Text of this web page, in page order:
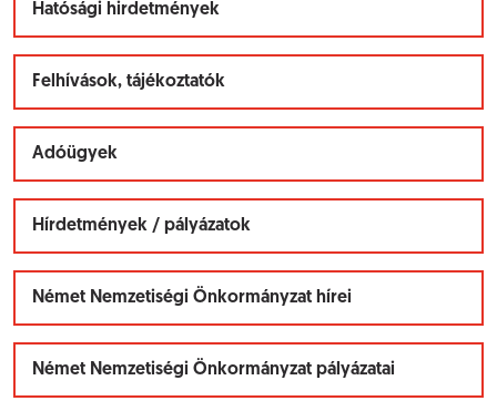
Hatósági hirdetmények
Felhívások, tájékoztatók
Adóügyek
Hírdetmények / pályázatok
Német Nemzetiségi Önkormányzat hírei
Német Nemzetiségi Önkormányzat pályázatai